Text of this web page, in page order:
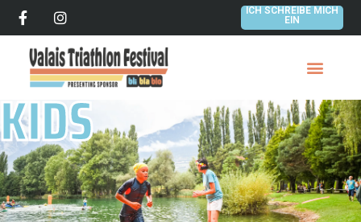
ICH SCHREIBE MICH
EIN
KIDS